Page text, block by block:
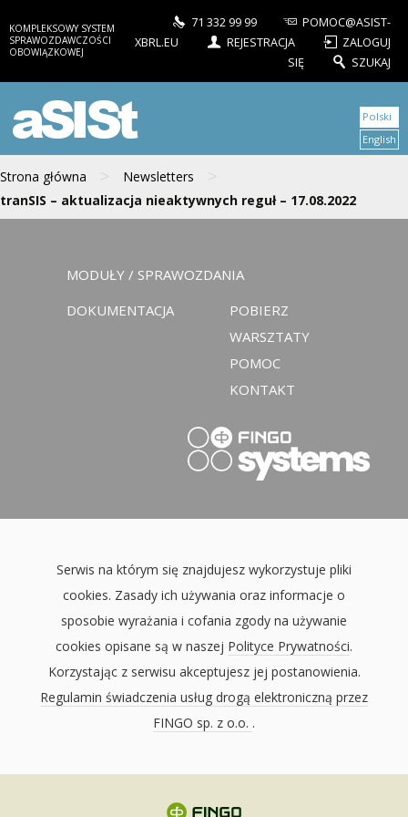
KOMPLEKSOWY SYSTEM
SPRAWOZDAWCZOŚCI
OBOWIĄZKOWEJ
71 332 99 99
POMOC@ASIST-
XBRL.EU
REJESTRACJA
ZALOGUJ
SIĘ
SZUKAJ
aSISt
Strona główna > Newsletters >
tranSIS – aktualizacja nieaktywnych reguł – 17.08.2022
Polski
English
MODUŁY / SPRAWOZDANIA
DOKUMENTACJA
POBIERZ
WARSZTATY
POMOC
KONTAKT
Serwis na którym się znajdujesz wykorzystuje pliki
cookies. Zasady ich używania oraz informacje o
sposobie wyrażania i cofania zgody na używanie
cookies opisane są w naszej Polityce Prywatności.
Korzystając z serwisu akceptujesz jej postanowienia.
Regulamin świadczenia usług drogą elektroniczną przez
FINGO sp. z o.o. .